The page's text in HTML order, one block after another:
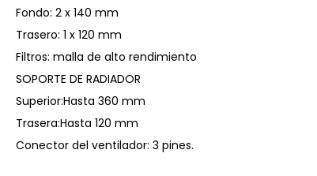
Fondo: 2 x 140 mm
Trasero: 1 x 120 mm
Filtros: malla de alto rendimiento
SOPORTE DE RADIADOR
Superior:Hasta 360 mm
Trasera:Hasta 120 mm
Conector del ventilador: 3 pines.